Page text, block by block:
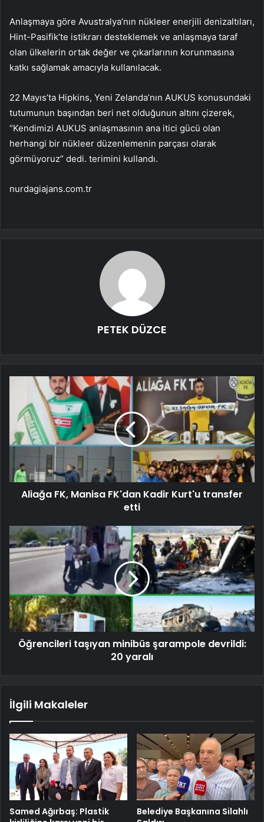
Anlaşmaya göre Avustralya’nın nükleer enerjili denizaltıları,
Hint-Pasifik’te istikrarı desteklemek ve anlaşmaya taraf
olan ülkelerin ortak değer ve çıkarlarının korunmasına
katkı sağlamak amacıyla kullanılacak.
22 Mayıs’ta Hipkins, Yeni Zelanda’nın AUKUS konusundaki
tutumunun başından beri net olduğunun altını çizerek,
“Kendimizi AUKUS anlaşmasının ana itici gücü olan
herhangi bir nükleer düzenlemenin parçası olarak
görmüyoruz” dedi. terimini kullandı.
nurdagiajans.com.tr
PETEK DÜZCE
Aliağa FK, Manisa FK'dan Kadir Kurt'u transfer
etti
Öğrencileri taşıyan minibüs şarampole devrildi:
20 yaralı
İlgili Makaleler
Samed Ağırbaş: Plastik
Belediye Başkanına Silahlı